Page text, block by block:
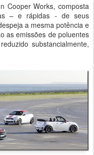
Cooper Works, composta
– e rápidas - de seus
a mesma potência e
as emissões de poluentes
substancialmente,